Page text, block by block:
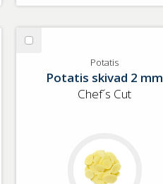
Välj
Potatis
Potatis skivad 2 mm
Chef´s Cut